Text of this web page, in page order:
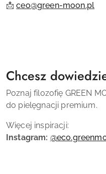
📩ceo@green-moon.pl
Chcesz
Poznaj filozofię GREEN
do pielęgnacji premium.
Więcej inspiracji:
Instagram: